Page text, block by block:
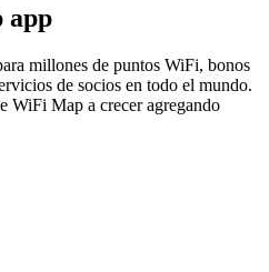
app
millones de puntos WiFi, bonos
de socios en todo el mundo.
WiFi Map a crecer agregando